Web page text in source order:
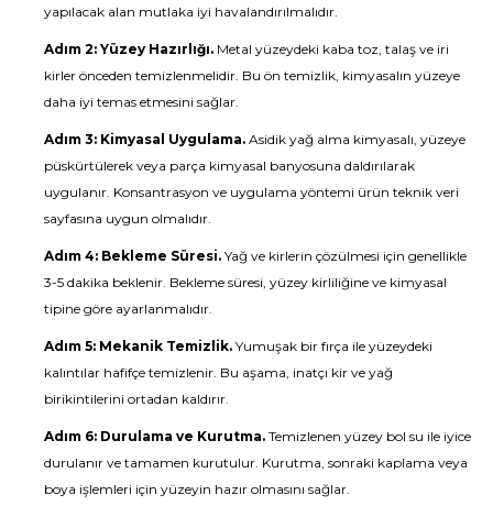
yapılacak alan mutlaka iyi havalandırılmalıdır.
Adım 2: Yüzey Hazırlığı. Metal yüzeydeki kaba toz, talaş ve iri
kirler önceden temizlenmelidir. Bu ön temizlik, kimyasalın yüzeye
daha iyi temas etmesini sağlar.
Adım 3: Kimyasal Uygulama. Asidik yağ alma kimyasalı, yüzeye
püskürtülerek veya parça kimyasal banyosuna daldırılarak
uygulanır. Konsantrasyon ve uygulama yöntemi ürün teknik veri
sayfasına uygun olmalıdır.
Adım 4: Bekleme Süresi. Yağ ve kirlerin çözülmesi için genellikle
3-5 dakika beklenir. Bekleme süresi, yüzey kirliliğine ve kimyasal
tipine göre ayarlanmalıdır.
Adım 5: Mekanik Temizlik. Yumuşak bir fırça ile yüzeydeki
kalıntılar hafifçe temizlenir. Bu aşama, inatçı kir ve yağ
birikintilerini ortadan kaldırır.
Adım 6: Durulama ve Kurutma. Temizlenen yüzey bol su ile iyice
durulanır ve tamamen kurutulur. Kurutma, sonraki kaplama veya
boya işlemleri için yüzeyin hazır olmasını sağlar.